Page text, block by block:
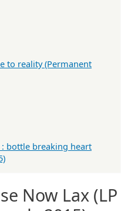
Now Lax (LP
to reality (Permanent
: bottle breaking heart